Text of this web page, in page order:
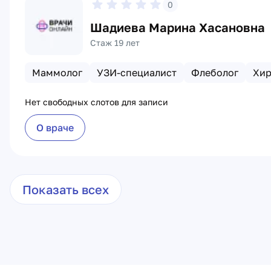
0
Шадиева Марина Хасановна
Стаж 19 лет
Маммолог УЗИ-специалист Флеболог
Нет свободных слотов для записи
О враче
Показать всех